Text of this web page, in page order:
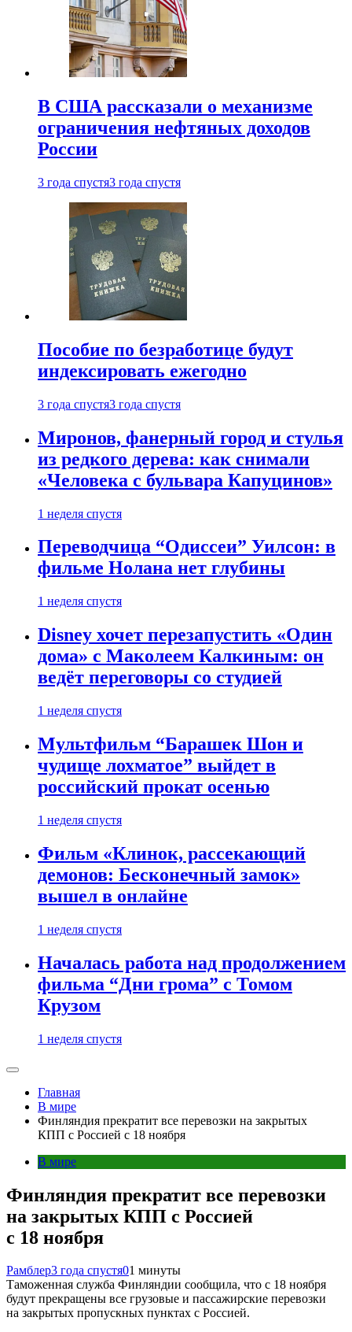
В США рассказали о механизме
ограничения нефтяных доходов
России
3 года спустя3 года спустя
Пособие по безработице будут
индексировать ежегодно
3 года спустя3 года спустя
Миронов, фанерный город и стулья
из редкого дерева: как снимали
«Человека с бульвара Капуцинов»
1 неделя спустя
Переводчица “Одиссеи” Уилсон: в
фильме Нолана нет глубины
1 неделя спустя
Disney хочет перезапустить «Один
дома» с Маколеем Калкиным: он
ведёт переговоры со студией
1 неделя спустя
Мультфильм “Барашек Шон и
чудище лохматое” выйдет в
российский прокат осенью
1 неделя спустя
Фильм «Клинок, рассекающий
демонов: Бесконечный замок»
вышел в онлайне
1 неделя спустя
Началась работа над продолжением
фильма “Дни грома” с Томом
Крузом
1 неделя спустя
Главная
В мире
Финляндия прекратит все перевозки на закрытых
КПП с Россией с 18 ноября
В мире
Финляндия прекратит все перевозки
на закрытых КПП с Россией
с 18 ноября
Рамблер3 года спустя01 минуты
Таможенная служба Финляндии сообщила, что с 18 ноября
будут прекращены все грузовые и пассажирские перевозки
на закрытых пропускных пунктах с Россией.